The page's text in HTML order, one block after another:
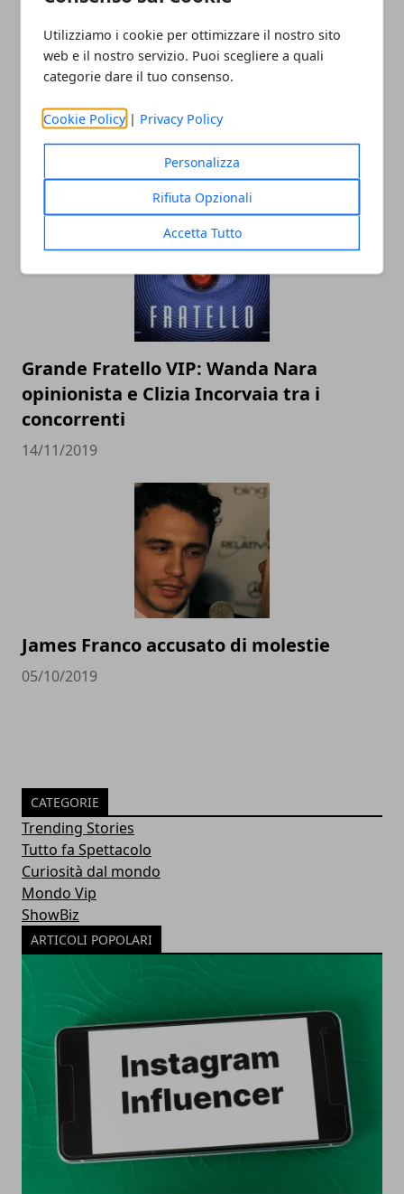
Utilizziamo i cookie per ottimizzare il nostro sito
web e il nostro servizio. Puoi scegliere a quali
categorie dare il tuo consenso.
Cookie Policy | Privacy Policy
Personalizza
Rifiuta Opzionali
Accetta Tutto
T-shirt con le scritte: ecco cosa hanno
indossato i vip
26/03/2021
Grande Fratello VIP: Wanda Nara
opinionista e Clizia Incorvaia tra i
concorrenti
14/11/2019
James Franco accusato di molestie
05/10/2019
CATEGORIE
Trending Stories
Tutto fa Spettacolo
Curiosità dal mondo
Mondo Vip
ShowBiz
ARTICOLI POPOLARI